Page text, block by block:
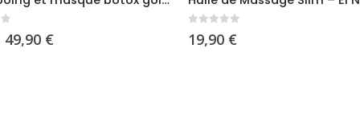
Le
prix
49,90 €Le 19,90 €